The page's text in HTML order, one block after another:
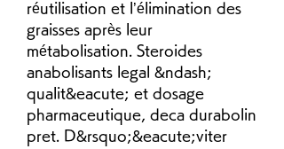
réutilisation et l’élimination des
graisses après leur
métabolisation. Steroides
anabolisants legal &ndash;
qualit&eacute; et dosage
pharmaceutique, deca durabolin
pret. D&rsquo;&eacute;viter